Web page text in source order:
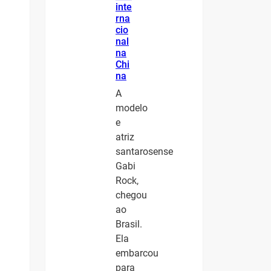
inte
rna
cio
nal
na
Chi
na
A
modelo
e
atriz
santarosense
Gabi
Rock,
chegou
ao
Brasil.
Ela
embarcou
para